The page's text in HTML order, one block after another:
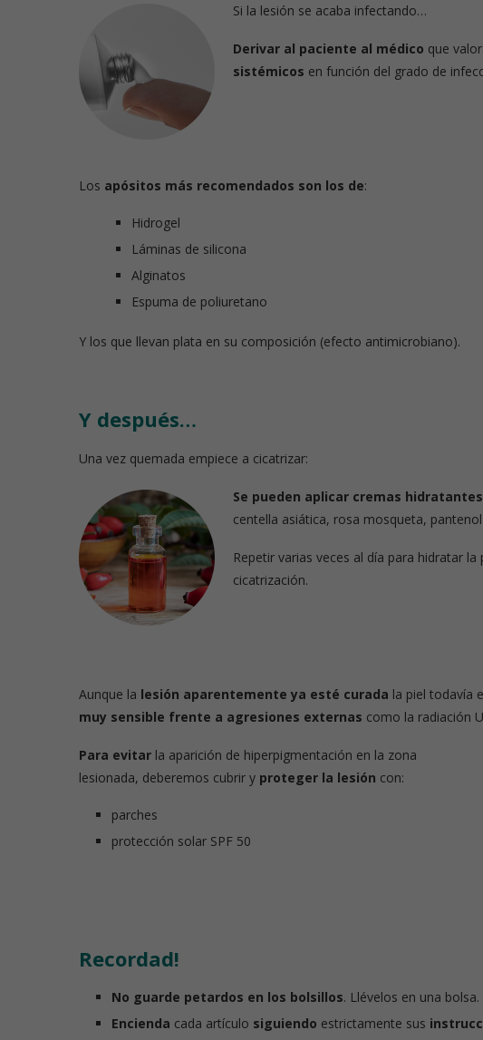
Si la lesión se acaba infectando…
Derivar al paciente al médico que
sistémicos en función del grado de
Los apósitos más recomendados son los de:
Hidrogel
Láminas de silicona
Alginatos
Espuma de poliuretano
Y los que llevan plata en su composición (efecto antimicrobiano).
Y después…
Una vez quemada empiece a cicatrizar:
Se pueden aplicar cremas hidratantes
centella asiática, rosa mosqueta,
Repetir varias veces al día para hidratar la
cicatrización.
Aunque la lesión aparentemente ya esté curada la piel todavía
muy sensible frente a agresiones externas como la radiación
Para evitar la aparición de hiperpigmentación en la zona
lesionada, deberemos cubrir y proteger la lesión con:
parches
protección solar SPF 50
Recordad!
No guarde petardos en los bolsillos. Llévelos en una bolsa.
Encienda cada artículo siguiendo estrictamente sus